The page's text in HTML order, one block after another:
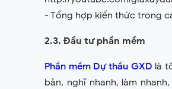
- Tổng hợp kiến thức trong
2.3. Đầu tư phần mềm
Phần mềm Dự thầu GXD là
bản, nghĩ nhanh, làm